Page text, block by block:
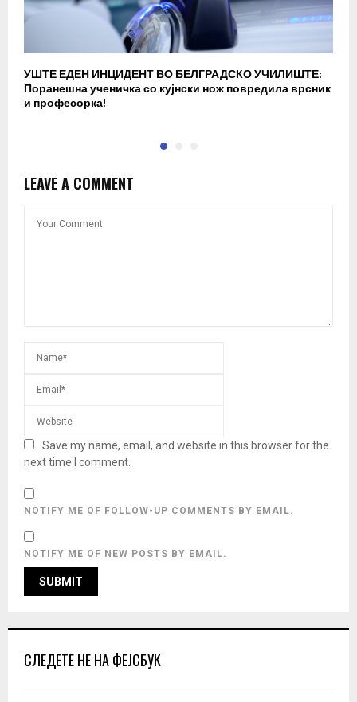
УШТЕ ЕДЕН ИНЦИДЕНТ ВО БЕЛГРАДСКО УЧИЛИШТЕ:
Поранешна ученичка со кујнски нож повредила врсник
и професорка!
LEAVE A COMMENT
Save my name, email, and website in this browser for the
next time I comment.
NOTIFY ME OF FOLLOW-UP COMMENTS BY EMAIL.
NOTIFY ME OF NEW POSTS BY EMAIL.
СЛЕДЕТЕ НЕ НА ФЕЈСБУК